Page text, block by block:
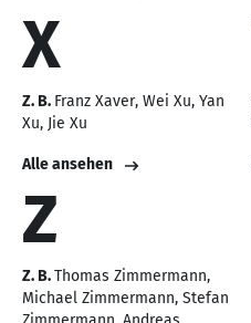
X
Z. B. Franz Xaver Wei Xu Yan
Xu Jie Xu
Alle ansehen
Z
Z. B.Thomas Zimmermann
Michael Zimmermann Stefan